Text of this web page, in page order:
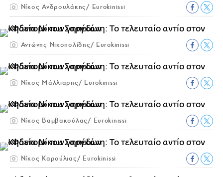
Νίκος Ανδρουλάκης/ Eurokinissi
Αντώνης Νικοπολίδης/ Eurokinissi
Νίκος Μάλλιαρης/ Eurokinissi
Νίκος Βαμβακούλας/ Eurokinissi
Νίκος Καρούλιας/ Eurokinissi